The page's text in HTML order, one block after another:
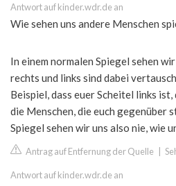
Antwort auf kinder.wdr.de an
Wie sehen uns andere Menschen
In einem normalen Spiegel sehen
rechts und links sind dabei
Beispiel, dass euer Scheitel links
die Menschen, die euch gegenüber
Spiegel sehen wir uns also nie, wie
Antrag auf Entfernung der Quelle
Antwort auf kinder.wdr.de an